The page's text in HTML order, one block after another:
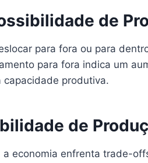
de
para fora ou para
para fora indica um
capacidade produtiva.
de
economia enfrenta trade-